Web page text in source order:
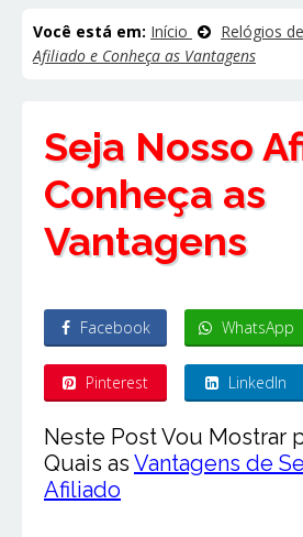
Você está em: Início Relógios
Afiliado e Conheça as Vantagens
Seja Nosso
Conheça as
Vantagens
Facebook WhatsApp
Pinterest LinkedIn
Neste Post Vou Mostrar
Quais as Vantagens de
Afiliado